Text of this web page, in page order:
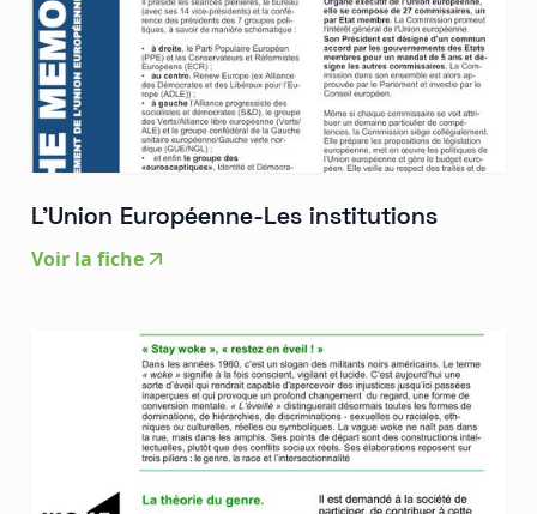
L'Union Européenne-Les institutions
Voir la fiche